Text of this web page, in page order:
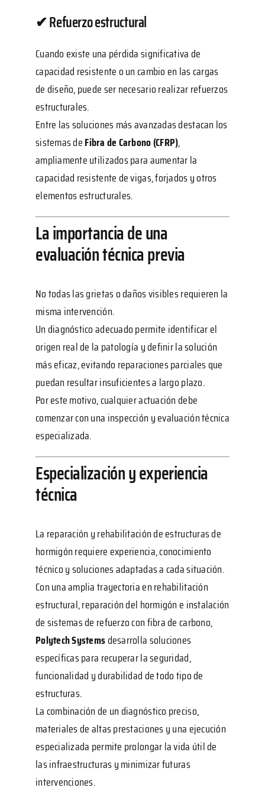
✔ Refuerzo estructural
Cuando existe una pérdida significativa de
capacidad resistente o un cambio en las cargas
de diseño, puede ser necesario realizar refuerzos
estructurales.
Entre las soluciones más avanzadas destacan los
sistemas deFibra de Carbono (CFRP),
ampliamente utilizados para aumentar la
capacidad resistente de vigas, forjados y otros
elementos estructurales.
La importancia de una
evaluación técnica previa
No todas las grietas o daños visibles requieren la
misma intervención.
Un diagnóstico adecuado permite identificar el
origen real de la patología y definir la solución
más eficaz, evitando reparaciones parciales que
puedan resultar insuficientes a largo plazo.
Por este motivo, cualquier actuación debe
comenzar con una inspección y evaluación técnica
especializada.
Especialización y experiencia
técnica
La reparación y rehabilitación de estructuras de
hormigón requiere experiencia, conocimiento
técnico y soluciones adaptadas a cada situación.
Con una amplia trayectoria en rehabilitación
estructural, reparación del hormigón e instalación
de sistemas de refuerzo con fibra de carbono,
Polytech Systemsdesarrolla soluciones
específicas para recuperar la seguridad,
funcionalidad y durabilidad de todo tipo de
estructuras.
La combinación de un diagnóstico preciso,
materiales de altas prestaciones y una ejecución
especializada permite prolongar la vida útil de
las infraestructuras y minimizar futuras
intervenciones.